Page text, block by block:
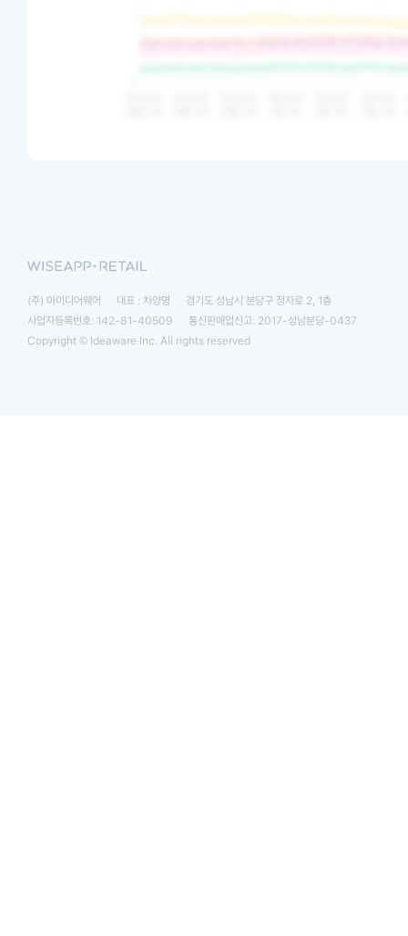
(주) 아이디어웨어 대표 : 차양명
경기도 성남시 분당구 정자로 2, 1층
사업자등록번호: 142-81-40509
통신판매업신고: 2017-성남분당-0437
Copyright © Ideaware Inc. All rights reserved